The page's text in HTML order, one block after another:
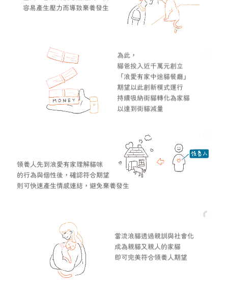
容易產生壓力而導致棄養發生
為此，
貓爸投入近千萬元創立
「浪愛有家中途貓餐廳」
期望以此創新模式運行
持續吸納街貓轉化為家貓
以達到街貓減量
領養人先到浪愛有家理解貓咪
的行為與個性後，確認符合期望
則可快速產生情感連結，避免棄養發生
當流浪貓透過親訓與社會化
成為親貓又親人的家貓
即可完美符合領養人期望